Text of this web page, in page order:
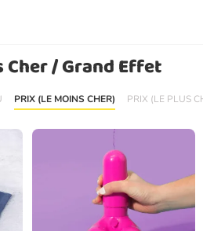
Cher / Grand Effet
PRIX (LE MOINS CHER) PRIX (LE PLUS